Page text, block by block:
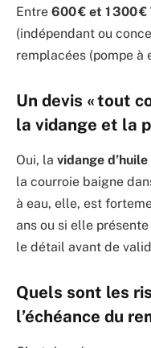
Entre 600 € et 1 300 €
(indépendant ou
remplacées (pompe à
Un devis « tout
la vidange et la
Oui, la vidange
la courroie baigne
à eau, elle, est
ans ou si elle
le détail avant de
Quels sont les
l’échéance du